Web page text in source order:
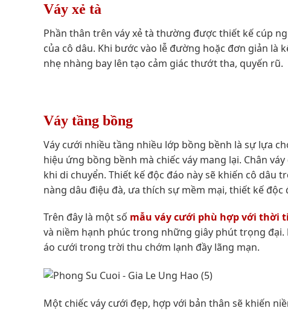
Váy xẻ tà
Phần thân trên váy xẻ tà thường được thiết kế cúp
của cô dâu. Khi bước vào lễ đường hoặc đơn giản là
nhẹ nhàng bay lên tạo cảm giác thướt tha, quyến rũ.
Váy tầng bồng
Váy cưới nhiều tầng nhiều lớp bồng bềnh là sự lựa
hiệu ứng bồng bềnh mà chiếc váy mang lại. Chân
khi di chuyển. Thiết kế độc đáo này sẽ khiến cô
nàng dâu điệu đà, ưa thích sự mềm mại, thiết kế độc
Trên đây là một số mẫu váy cưới phù hợp với thời
và niềm hạnh phúc trong những giây phút trọng
áo cưới trong trời thu chớm lạnh đầy lãng mạn.
Một chiếc váy cưới đẹp, hợp với bản thân sẽ khiến